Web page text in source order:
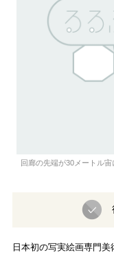
回廊の先端が30メートル
日本初の写実絵画専門